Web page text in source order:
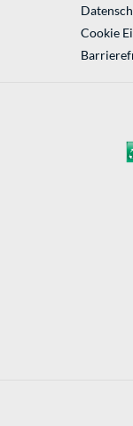
Cookie